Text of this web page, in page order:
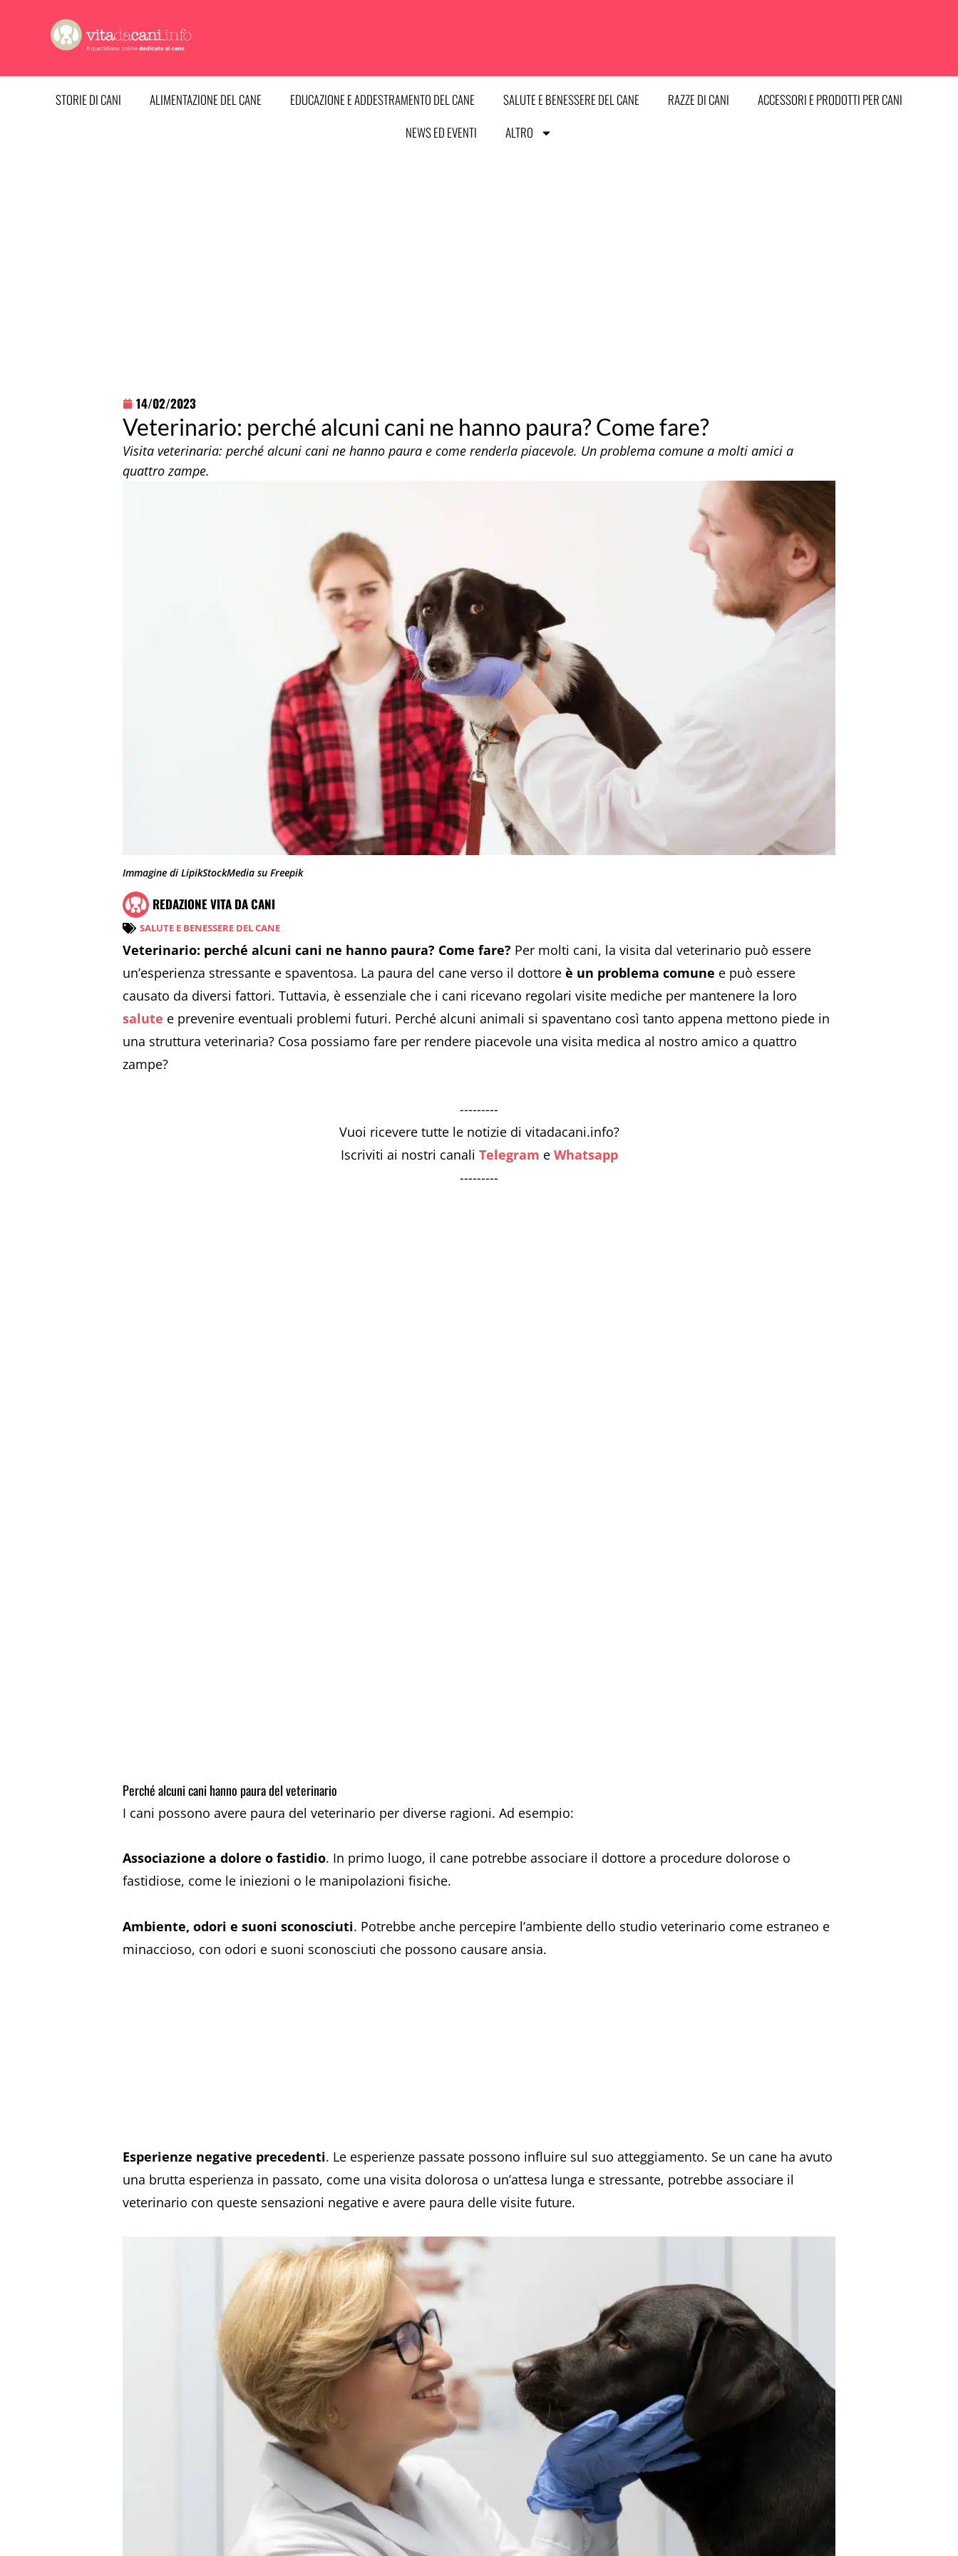
contenuto
STORIE DI CANI ALIMENTAZIONE DEL CANE EDUCAZIONE E ADDESTRAMENTO DEL CANE SALUTE E BENESSERE DEL CANE RAZZE DI CANI
ACCESSORI E PRODOTTI PER CANI
NEWS ED EVENTI
ALTRO
14/02/2023
Veterinario: perché alcuni cani ne hanno paura? Come fare?
Visita veterinaria: perché alcuni cani ne hanno paura e come renderla piacevole. Un problema comune a molti amici a
quattro zampe.
Immagine di LipikStockMedia su Freepik
REDAZIONE VITA DA CANI
SALUTE E BENESSERE DEL CANE
Veterinario: perché alcuni cani ne hanno paura? Come fare? Per molti cani, la visita dal veterinario può essere
un’esperienza stressante e spaventosa. La paura del cane verso il dottore è un problema comune e può essere
causato da diversi fattori. Tuttavia, è essenziale che i cani ricevano regolari visite mediche per mantenere la loro
salute e prevenire eventuali problemi futuri. Perché alcuni animali si spaventano così tanto appena mettono piede in
una struttura veterinaria? Cosa possiamo fare per rendere piacevole una visita medica al nostro amico a quattro
zampe?
---------
Vuoi ricevere tutte le notizie di vitadacani.info?
Iscriviti ai nostri canali Telegram e Whatsapp
---------
Perché alcuni cani hanno paura del veterinario
I cani possono avere paura del veterinario per diverse ragioni. Ad esempio:
Associazione a dolore o fastidio. In primo luogo, il cane potrebbe associare il dottore a procedure dolorose o
fastidiose, come le iniezioni o le manipolazioni fisiche.
Ambiente, odori e suoni sconosciuti. Potrebbe anche percepire l’ambiente dello studio veterinario come estraneo e
minaccioso, con odori e suoni sconosciuti che possono causare ansia.
Esperienze negative precedenti. Le esperienze passate possono influire sul suo atteggiamento. Se un cane ha avuto
una brutta esperienza in passato, come una visita dolorosa o un’attesa lunga e stressante, potrebbe associare il
veterinario con queste sensazioni negative e avere paura delle visite future.